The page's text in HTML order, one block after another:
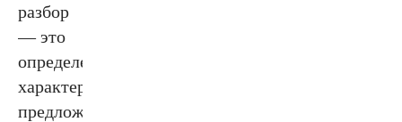
разбор
— это
определение
характеристики
предложения.